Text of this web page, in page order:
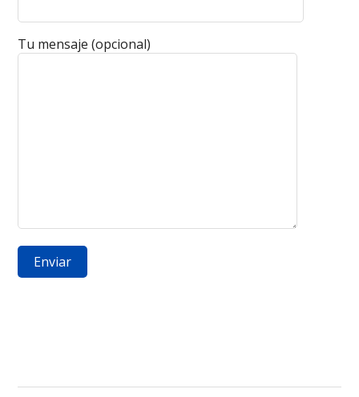
Tu mensaje (opcional)